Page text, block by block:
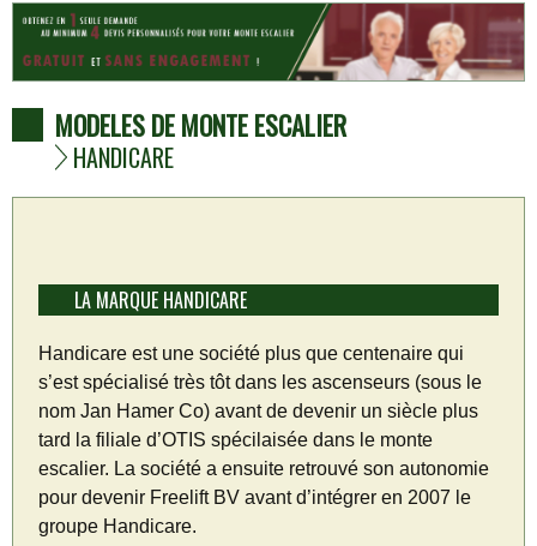
MODELES DE MONTE ESCALIER
HANDICARE
LA MARQUE HANDICARE
Handicare est une société plus que centenaire qui
s’est spécialisé très tôt dans les ascenseurs (sous le
nom Jan Hamer Co) avant de devenir un siècle plus
tard la filiale d’OTIS spécilaisée dans le monte
escalier. La société a ensuite retrouvé son autonomie
pour devenir Freelift BV avant d’intégrer en 2007 le
groupe Handicare.